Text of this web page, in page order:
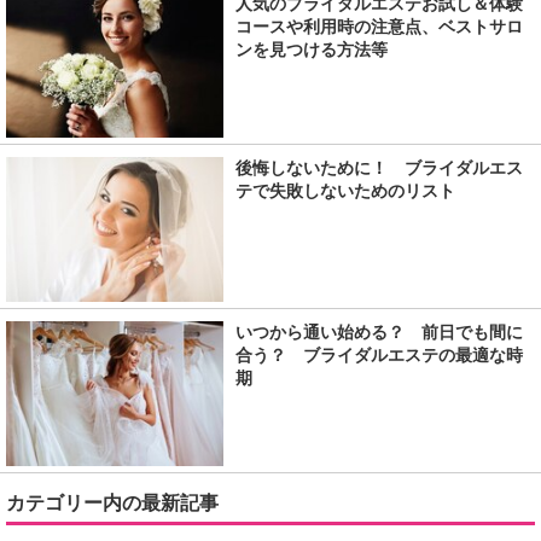
人気のブライダルエステお試し＆体験
コースや利用時の注意点、ベストサロ
ンを見つける方法等
後悔しないために！ ブライダルエス
テで失敗しないためのリスト
いつから通い始める？ 前日でも間に
合う？ ブライダルエステの最適な時
期
カテゴリー内の最新記事